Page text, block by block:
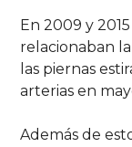
En 2009 y
relacionaban
las piernas
arterias en
Además de